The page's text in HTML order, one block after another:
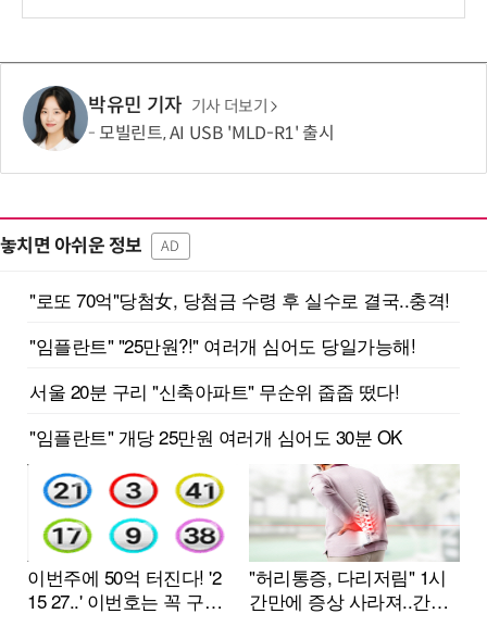
보
박유민 기자 기사 더보기
모빌린트, AI USB 'MLD-R1' 출시
놓치면 아쉬운 정보 AD